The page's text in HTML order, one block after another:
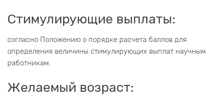
Стимулирующие выплаты:
согласно Положению о порядке расчета баллов для
определения величины стимулирующих выплат научным
работникам.
Желаемый возраст: